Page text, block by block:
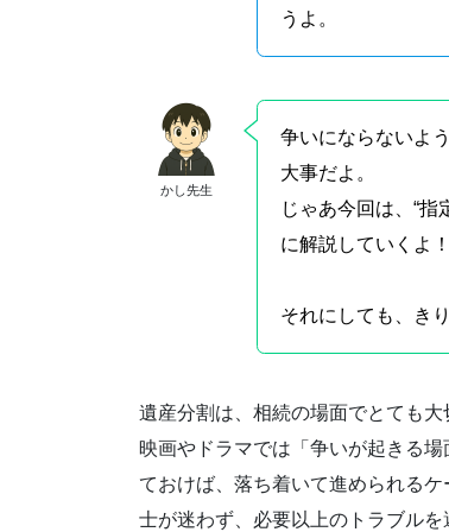
うよ。
かし先生
争いにならないよ
大事だよ。
じゃあ今回は、“指
に解説していくよ！
それにしても、き
遺産分割は、相続の場面でとても大
映画やドラマでは「争いが起きる
ておけば、落ち着いて進められる
士が迷わず、必要以上のトラブル